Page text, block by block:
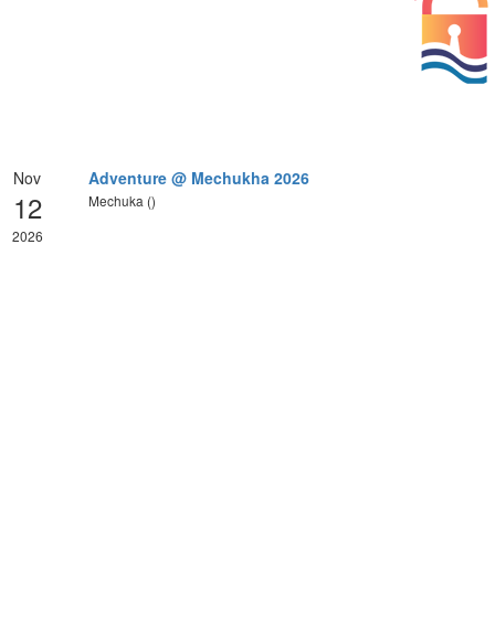
Nov
12
2026
Adventure @ Mechukha 2026
Mechuka ()